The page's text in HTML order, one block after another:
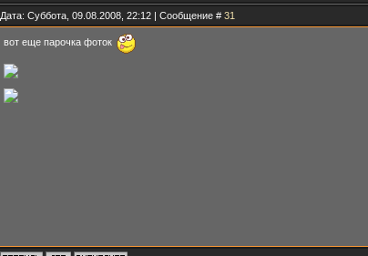
Дата: Суббота, 09.08.2008, 22:12 | Сообщение # 31
вот еще парочка фоток